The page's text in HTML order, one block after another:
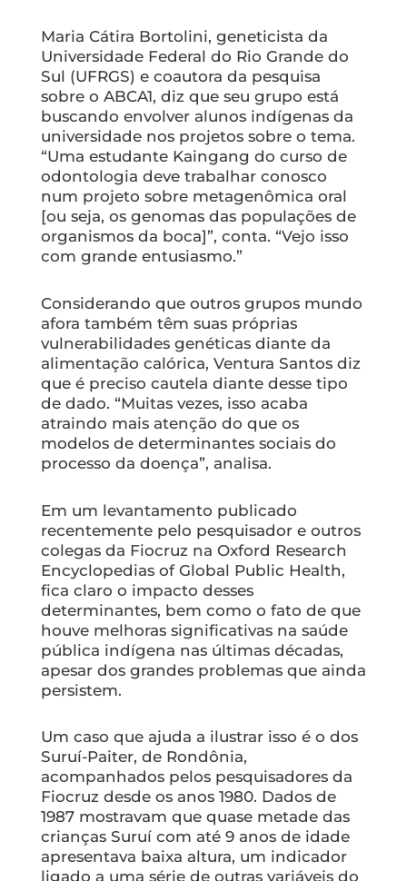
Maria Cátira Bortolini, geneticista da
Universidade Federal do Rio Grande do
Sul (UFRGS) e coautora da pesquisa
sobre o ABCA1, diz que seu grupo está
buscando envolver alunos indígenas da
universidade nos projetos sobre o tema.
“Uma estudante Kaingang do curso de
odontologia deve trabalhar conosco
num projeto sobre metagenômica oral
[ou seja, os genomas das populações de
organismos da boca]”, conta. “Vejo isso
com grande entusiasmo.”
Considerando que outros grupos mundo
afora também têm suas próprias
vulnerabilidades genéticas diante da
alimentação calórica, Ventura Santos diz
que é preciso cautela diante desse tipo
de dado. “Muitas vezes, isso acaba
atraindo mais atenção do que os
modelos de determinantes sociais do
processo da doença”, analisa.
Em um levantamento publicado
recentemente pelo pesquisador e outros
colegas da Fiocruz na Oxford Research
Encyclopedias of Global Public Health,
fica claro o impacto desses
determinantes, bem como o fato de que
houve melhoras significativas na saúde
pública indígena nas últimas décadas,
apesar dos grandes problemas que ainda
persistem.
Um caso que ajuda a ilustrar isso é o dos
Suruí-Paiter, de Rondônia,
acompanhados pelos pesquisadores da
Fiocruz desde os anos 1980. Dados de
1987 mostravam que quase metade das
crianças Suruí com até 9 anos de idade
apresentava baixa altura, um indicador
ligado a uma série de outras variáveis do